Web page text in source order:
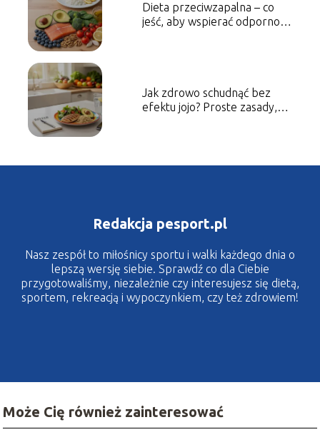
Dieta przeciwzapalna – co
jeść, aby wspierać odporność
Jak zdrowo schudnąć bez
efektu jojo? Proste zasady,
Redakcja pesport.pl
Nasz zespół to miłośnicy sportu i walki każdego dnia o
lepszą wersję siebie. Sprawdź co dla Ciebie
przygotowaliśmy, niezależnie czy interesujesz się dietą,
sportem, rekreacją i wypoczynkiem, czy też zdrowiem!
Może Cię również zainteresować